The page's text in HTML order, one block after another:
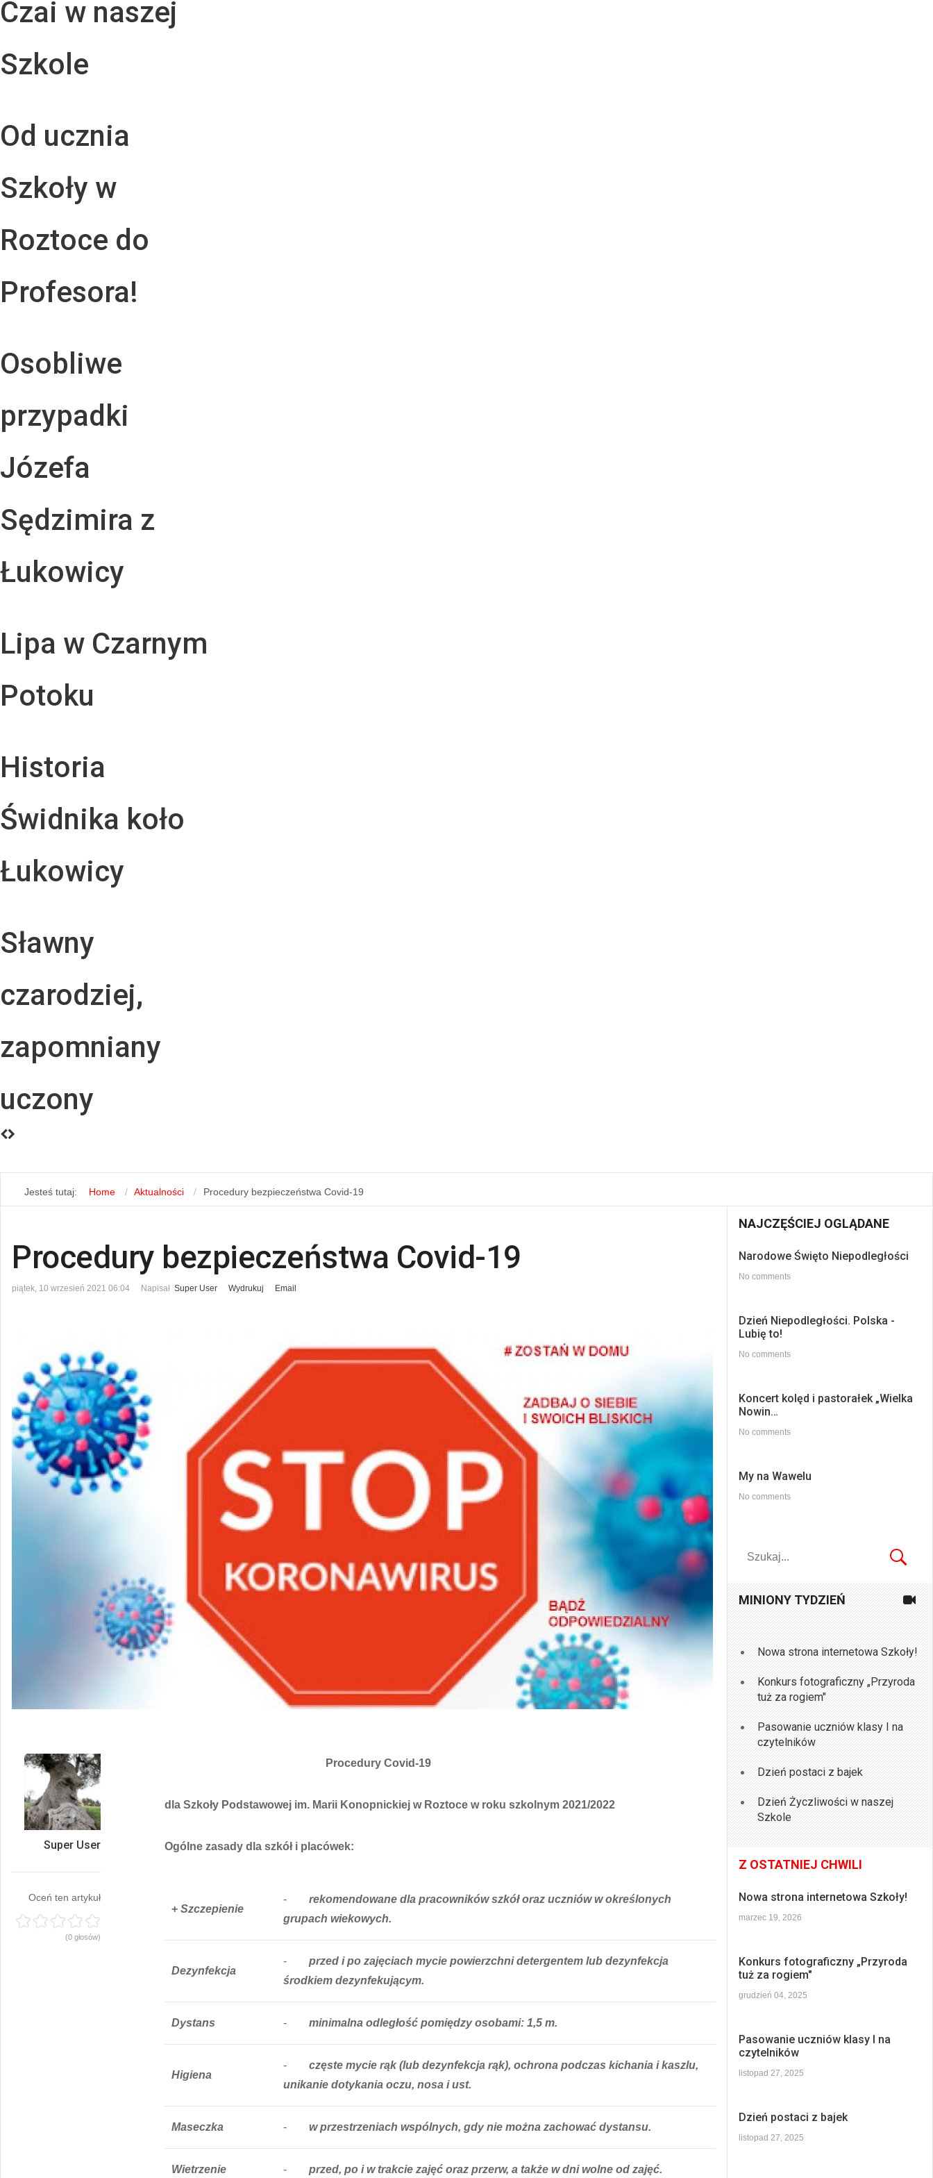
Czai w naszej
Szkole
Od ucznia
Szkoły w
Roztoce do
Profesora!
Osobliwe
przypadki
Józefa
Sędzimira z
Łukowicy
Lipa w Czarnym
Potoku
Historia
Świdnika koło
Łukowicy
Sławny
czarodziej,
zapomniany
uczony
Jesteś tutaj: Home Aktualności Procedury bezpieczeństwa Covid-19
Procedury bezpieczeństwa Covid-19
piątek, 10 wrzesień 2021 06:04 Napisał Super User Wydrukuj Email
Super User
Oceń ten artykuł
(0 głosów)
Procedury Covid-19
dla Szkoły Podstawowej im. Marii Konopnickiej w Roztoce w roku szkolnym 2021/2022
Ogólne zasady dla szkół i placówek:
+ Szczepienie
- rekomendowane dla pracowników szkół oraz uczniów w określonych
grupach wiekowych.
Dezynfekcja
- przed i po zajęciach mycie powierzchni detergentem lub dezynfekcja
środkiem dezynfekującym.
Dystans - minimalna odległość pomiędzy osobami: 1,5 m.
Higiena
- częste mycie rąk (lub dezynfekcja rąk), ochrona podczas kichania i kaszlu,
unikanie dotykania oczu, nosa i ust.
Maseczka - w przestrzeniach wspólnych, gdy nie można zachować dystansu.
Wietrzenie - przed, po i w trakcie zajęć oraz przerw, a także w dni wolne od zajęć.
NAJCZĘŚCIEJ OGLĄDANE
Narodowe Święto Niepodległości
No comments
Dzień Niepodległości. Polska -
Lubię to!
No comments
Koncert kolęd i pastorałek „Wielka
Nowin…
No comments
My na Wawelu
No comments
MINIONY TYDZIEŃ
Nowa strona internetowa Szkoły!
Konkurs fotograficzny „Przyroda
tuż za rogiem"
Pasowanie uczniów klasy I na
czytelników
Dzień postaci z bajek
Dzień Życzliwości w naszej
Szkole
Z OSTATNIEJ CHWILI
Nowa strona internetowa Szkoły!
marzec 19, 2026
Konkurs fotograficzny „Przyroda
tuż za rogiem"
grudzień 04, 2025
Pasowanie uczniów klasy I na
czytelników
listopad 27, 2025
Dzień postaci z bajek
listopad 27, 2025